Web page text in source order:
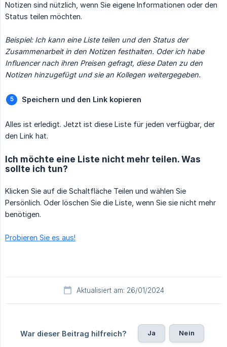
Notizen sind nützlich, wenn Sie eigene Informationen oder den
Status teilen möchten.
Beispiel: Ich kann eine Liste teilen und den Status der
Zusammenarbeit in den Notizen festhalten. Oder ich habe
Influencer nach ihren Preisen gefragt, diese Daten zu den
Notizen hinzugefügt und sie an Kollegen weitergegeben.
Speichern und den Link kopieren
Alles ist erledigt. Jetzt ist diese Liste für jeden verfügbar, der
den Link hat.
Ich möchte eine Liste nicht mehr teilen. Was
sollte ich tun?
Klicken Sie auf die Schaltfläche Teilen und wählen Sie
Persönlich. Oder löschen Sie die Liste, wenn Sie sie nicht mehr
benötigen.
Probieren Sie es aus!
Aktualisiert am: 26/01/2024
War dieser Beitrag hilfreich? Ja Nein